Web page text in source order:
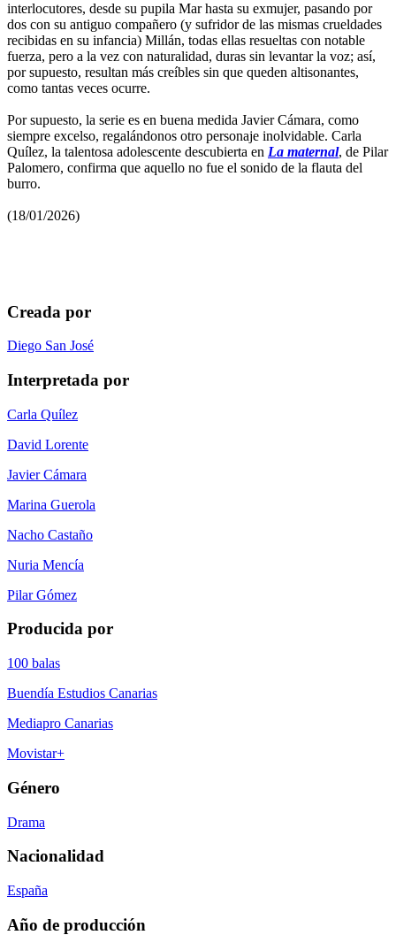
interlocutores, desde su pupila Mar hasta su exmujer, pasando por
dos con su antiguo compañero (y sufridor de las mismas crueldades
recibidas en su infancia) Millán, todas ellas resueltas con notable
fuerza, pero a la vez con naturalidad, duras sin levantar la voz; así,
por supuesto, resultan más creíbles sin que queden altisonantes,
como tantas veces ocurre.
Por supuesto, la serie es en buena medida Javier Cámara, como
siempre excelso, regalándonos otro personaje inolvidable. Carla
Quílez, la talentosa adolescente descubierta en La maternal, de Pilar
Palomero, confirma que aquello no fue el sonido de la flauta del
burro.
(18/01/2026)
Creada por
Diego San José
Interpretada por
Carla Quílez
David Lorente
Javier Cámara
Marina Guerola
Nacho Castaño
Nuria Mencía
Pilar Gómez
Producida por
100 balas
Buendía Estudios Canarias
Mediapro Canarias
Movistar+
Género
Drama
Nacionalidad
España
Año de producción